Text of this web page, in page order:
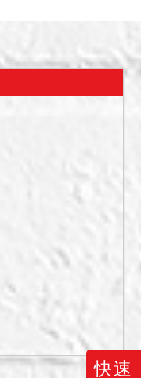
快速
表示由其與家
另下雨時會滲
建號建物 1
，本件標的鄰
形如何，由應
產 3 宗應買，
出價。